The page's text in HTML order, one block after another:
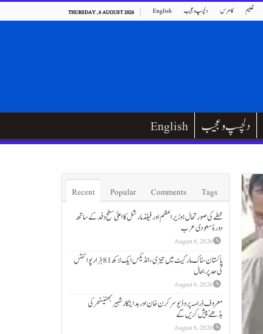
THURSDAY , 6 AUGUST 2026 English دلچسپ و عجیب کامرس تعلیم
English دلچسپ و عجیب
Recent Popular Comments
Tags
خطے کی صورتحال؛ وزیراعظم اور فیلڈ مارشل کا اعلیٰ سطح وفد کے ساتھ
دورۂ سعودی عرب
August 6, 2026
پاکستان سٹاک مارکیٹ میں تیزی،انڈیکس ایک لاکھ 81 ہزار پوائنٹس
کی حد پر بحال
August 6, 2026
معروف ڈرامہ پروڈیوسر کرن خان اور ہدایتکار شبیر بھٹیًٹھرکی
بڈھےًپیش کریں گے
August 6, 2026